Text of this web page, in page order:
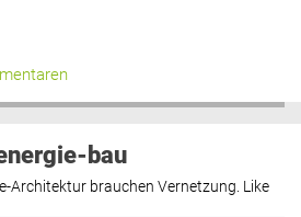
bau
Architektur brauchen Vernetzung. Like